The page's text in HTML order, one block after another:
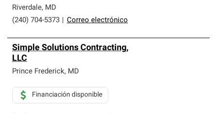
Riverdale, MD
(240) 704-5373
Correo electrónico
Simple Solutions Contracting,
LLC
Prince Frederick, MD
Financiación disponible